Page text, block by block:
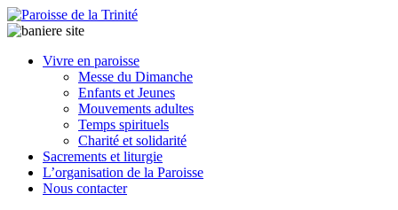
Vivre en paroisse
Messe du Dimanche
Enfants et Jeunes
Mouvements adultes
Temps spirituels
Charité et solidarité
Sacrements et liturgie
L’organisation de la Paroisse
Nous contacter